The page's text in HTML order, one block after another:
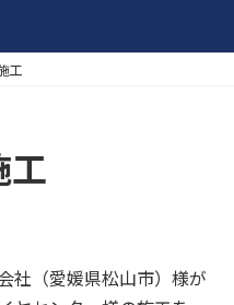
工
工
社（愛媛県松山市）様が